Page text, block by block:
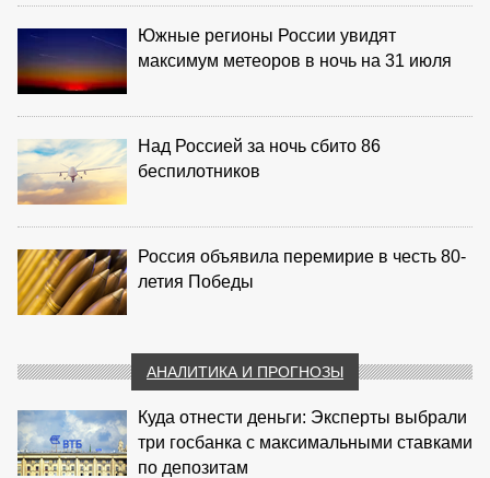
Южные регионы России увидят
максимум метеоров в ночь на 31 июля
Над Россией за ночь сбито 86
беспилотников
Россия объявила перемирие в честь 80-
летия Победы
АНАЛИТИКА И ПРОГНОЗЫ
Куда отнести деньги: Эксперты выбрали
три госбанка с максимальными ставками
по депозитам